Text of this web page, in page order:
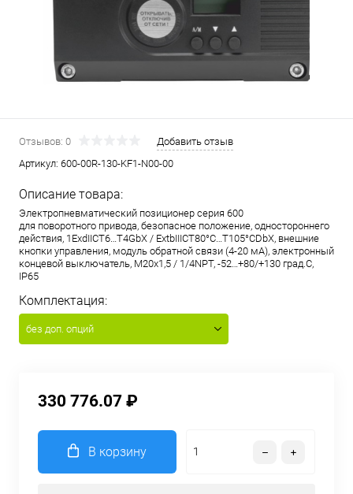
Отзывов: 0
Добавить отзыв
Артикул: 600-00R-130-KF1-N00-00
Описание товара:
Электропневматический позиционер серия 600
для поворотного привода, безопасное положение, одностороннего
действия, 1ExdIICT6…T4GbX / ExtbIIICT80°C…T105°CDbX, внешние
кнопки управления, модуль обратной связи (4-20 мА), электронный
концевой выключатель, M20x1,5 / 1/4NPT, -52…+80/+130 град.С,
IP65
Комплектация:
без доп. опций
330 776.07 ₽
В корзину